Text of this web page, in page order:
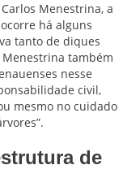
Menestrina, a
há alguns
tanto de diques
também
nesse
civil,
mesmo no cuidado
de